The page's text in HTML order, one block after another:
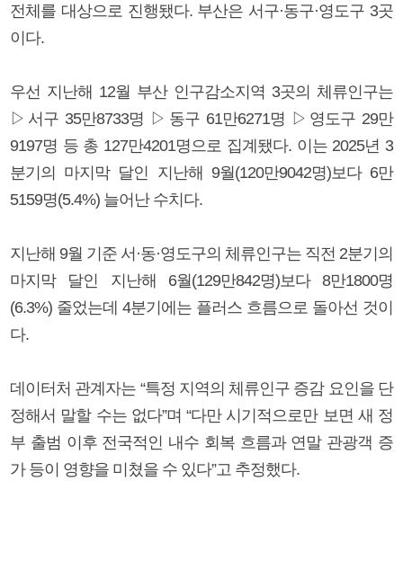
전체를 대상으로 진행됐다. 부산은 서구·동구·영도구 3곳
이다.
우선 지난해 12월 부산 인구감소지역 3곳의 체류인구는
▷서구 35만8733명 ▷동구 61만6271명 ▷영도구 29만
9197명 등 총 127만4201명으로 집계됐다. 이는 2025년 3
분기의 마지막 달인 지난해 9월(120만9042명)보다 6만
5159명(5.4%) 늘어난 수치다.
지난해 9월 기준 서·동·영도구의 체류인구는 직전 2분기의
마지막 달인 지난해 6월(129만842명)보다 8만1800명
(6.3%) 줄었는데 4분기에는 플러스 흐름으로 돌아선 것이
다.
데이터처 관계자는 “특정 지역의 체류인구 증감 요인을 단
정해서 말할 수는 없다”며 “다만 시기적으로만 보면 새 정
부 출범 이후 전국적인 내수 회복 흐름과 연말 관광객 증
가 등이 영향을 미쳤을 수 있다”고 추정했다.